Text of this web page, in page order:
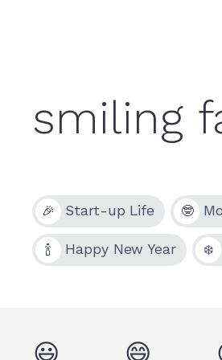
🎉 Start-up Life 🤓
🍾 Happy New Year ❄️
😃 😄